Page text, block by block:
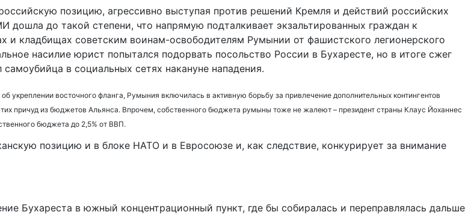
позицию, агрессивно выступая против решений Кремля и действий российских
до такой степени, что напрямую подталкивает экзальтированных граждан к
и кладбищах советским воинам-освободителям Румынии от фашистского легионерского
насилие юрист попытался подорвать посольство России в Бухаресте, но в итоге сжег
в социальных сетях накануне нападения.
восточного фланга, Румыния включилась в активную борьбу за привлечение дополнительных контингентов
причуд из бюджетов Альянса. Впрочем, собственного бюджета румыны тоже не жалеют – президент страны Клаус Йоханнес
бюджета до 2,5% от ВВП.
позицию и в блоке НАТО и в Евросоюзе и, как следствие, конкурирует за внимание
Бухареста в южный концентрационный пункт, где бы собиралась и переправлялась дальше